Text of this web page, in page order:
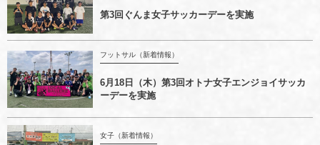
第3回ぐんま女子サッカーデーを実施
フットサル（新着情報）
6月18日（木）第3回オトナ女子エンジョイサッカ
ーデーを実施
女子（新着情報）